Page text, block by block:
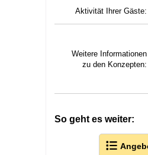
Aktivität Ihrer Gäste:
Weitere Informationen
zu den Konzepten:
So geht es weiter: